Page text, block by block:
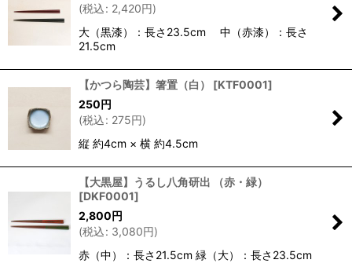
(税込: 2,420円)
大（黒漆）：長さ23.5cm 中（赤漆）：長さ
21.5cm
【かつら陶芸】箸置（白） [KTF0001]
250円
(税込: 275円)
縦 約4cm × 横 約4.5cm
【大黒屋】うるし八角研出 （赤・緑）
[DKF0001]
2,800円
(税込: 3,080円)
赤（中）：長さ21.5cm 緑（大）：長さ23.5cm